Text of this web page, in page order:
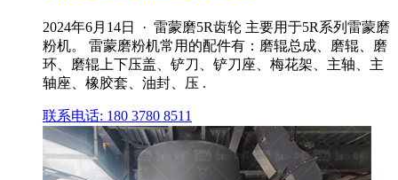
2024年6月14日 · 雷蒙磨5R齿轮 主要用于5R系列雷蒙磨
粉机。 雷蒙磨粉机常用的配件有：磨辊总成、磨辊、磨
环、磨辊上下压盖、铲刀、铲刀座、梅花架、主轴、主
轴座、橡胶套、油封、压 .
联系电话: 180 3780 8511